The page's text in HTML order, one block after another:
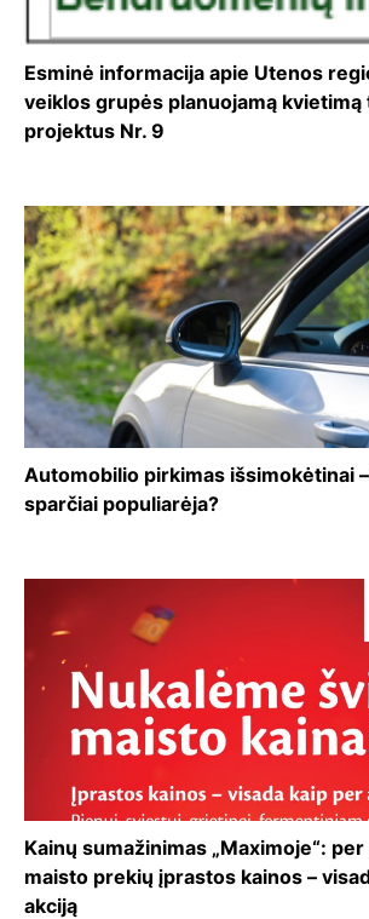
Esminė informacija apie Utenos
veiklos grupės planuojamą
projektus Nr. 9
Automobilio pirkimas išsimokėtinai
sparčiai populiarėja?
Kainų sumažinimas „Maximoje“:
maisto prekių įprastos kainos –
akciją